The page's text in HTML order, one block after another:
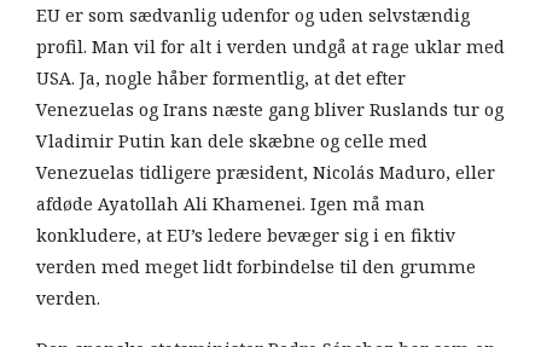
EU er som sædvanlig udenfor og uden selvstændig
profil. Man vil for alt i verden undgå at rage uklar med
USA. Ja, nogle håber formentlig, at det efter
Venezuelas og Irans næste gang bliver Ruslands tur og
Vladimir Putin kan dele skæbne og celle med
Venezuelas tidligere præsident, Nicolás Maduro, eller
afdøde Ayatollah Ali Khamenei. Igen må man
konkludere, at EU’s ledere bevæger sig i en fiktiv
verden med meget lidt forbindelse til den grumme
verden.